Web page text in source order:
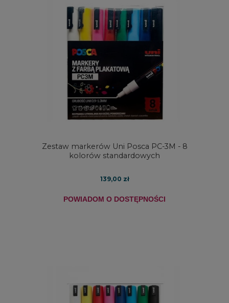
Zestaw markerów Uni Posca PC-3M - 8
kolorów standardowych
139,00 zł
POWIADOM O DOSTĘPNOŚCI